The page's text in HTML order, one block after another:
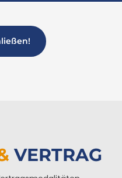
VERTRAG